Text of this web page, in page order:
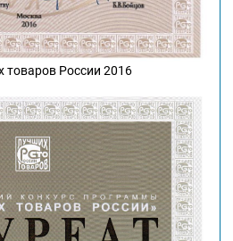
товаров России 2016